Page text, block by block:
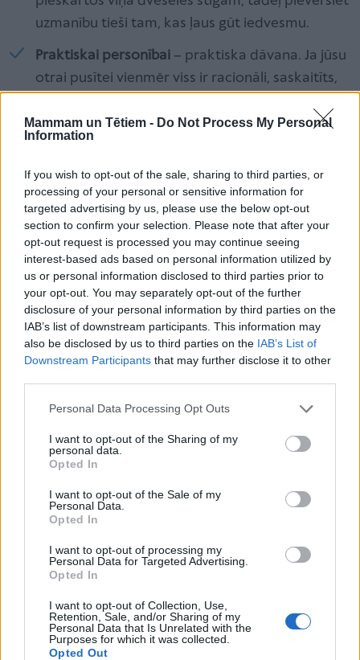
Mammam un Tētiem - Do Not Process My Personal
Information
If you wish to opt-out of the sale, sharing to third parties, or
processing of your personal or sensitive information for
targeted advertising by us, please use the below opt-out
section to confirm your selection. Please note that after your
opt-out request is processed you may continue seeing
interest-based ads based on personal information utilized by
us or personal information disclosed to third parties prior to
your opt-out. You may separately opt-out of the further
disclosure of your personal information by third parties on the
IAB’s list of downstream participants. This information may
also be disclosed by us to third parties on the IAB’s List of
Downstream Participants that may further disclose it to other
Personal Data Processing Opt Outs
I want to opt-out of the Sharing of my
personal data.
Opted In
I want to opt-out of the Sale of my
Personal Data.
Opted In
I want to opt-out of processing my
Personal Data for Targeted Advertising.
Opted In
I want to opt-out of Collection, Use,
Retention, Sale, and/or Sharing of my
Personal Data that Is Unrelated with the
Purposes for which it was collected.
Opted Out
uzmanību tieši tam, kas ļaus gūt iedvesmu.
Praktiskai personībai – praktiska dāvana. Ja jūsu
otrai pusītei vienmēr viss ir racionāli, saskaitīts,
šim cilvēkam ir NEPIECIEŠAMS (viņš noteikti kādā
pamanīt un atcerēties, vislabāk – pierakstīt).
Bieži notiek tā, ka šie cilvēki jau ilgi par kaut ko
sapņo, taču nespēj saņemties un iztērēt naudu
šim pirkumam. Piemēram, nopirkt jaunus sporta
apavus, lai pavasarī sāktu skriet, vai grāmatu /
dienasgrāmatu, kura jau sen ir noskatīta, taču
“vēl nav sanācis” iegādāties. Tie var būt izglītojoši
kursi, baseina abonements vai kāda lieta mājai,
kas uzlabos ikdienu. Piemēram, robots –
putekļsūcējs, lai iemīļotā varētu veltīt vairāk
cilvēkiem svarīgākais: lai dāvana nebūtu
nevajadzīga. Ievērojiet to!
Cilvēkam – pētniekam, introvertam, kas ar
interesi pēta pasauli un cilvēkus, taču kuram ir
mierīgs raksturs, īsti nederēs spožas dāvanas –
vienkāršas, taču personificētas lietas – T-krekli,
krūzītes ar uzrakstiem vai zīmējumiem, kuros
attēlota kāda viņa vērtība vai atmiņas (krūzīte ar
jebkuru bērnības foto), grāmata, kuras temats ir
tuvs viņa interesēm, vai priekšmeti nodarbībām,